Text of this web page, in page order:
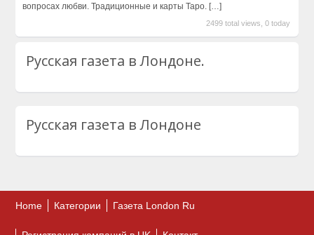
вопросах любви. Традиционные и карты Таро. […]
2499 total views, 0 today
Русская газета в Лондоне.
Русская газета в Лондоне
Home Категории Газета London Ru